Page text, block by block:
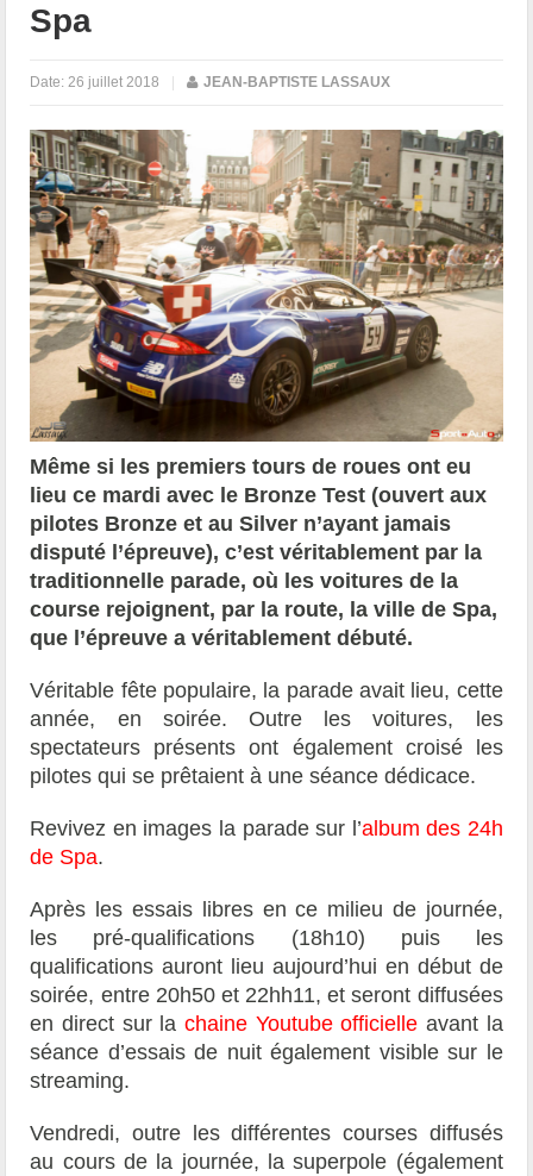
Spa
Date: 26 juillet 2018 | JEAN-BAPTISTE LASSAUX
Même si les premiers tours de roues ont eu
lieu ce mardi avec le Bronze Test (ouvert aux
pilotes Bronze et au Silver n’ayant jamais
disputé l’épreuve), c’est véritablement par la
traditionnelle parade, où les voitures de la
course rejoignent, par la route, la ville de Spa,
que l’épreuve a véritablement débuté.
Véritable fête populaire, la parade avait lieu, cette
année, en soirée. Outre les voitures, les
spectateurs présents ont également croisé les
pilotes qui se prêtaient à une séance dédicace.
Revivez en images la parade sur l’album des 24h
de Spa.
Après les essais libres en ce milieu de journée,
les pré-qualifications (18h10) puis les
qualifications auront lieu aujourd’hui en début de
soirée, entre 20h50 et 22hh11, et seront diffusées
en direct sur la chaine Youtube officielle avant la
séance d’essais de nuit également visible sur le
streaming.
Vendredi, outre les différentes courses diffusés
au cours de la journée, la superpole (également